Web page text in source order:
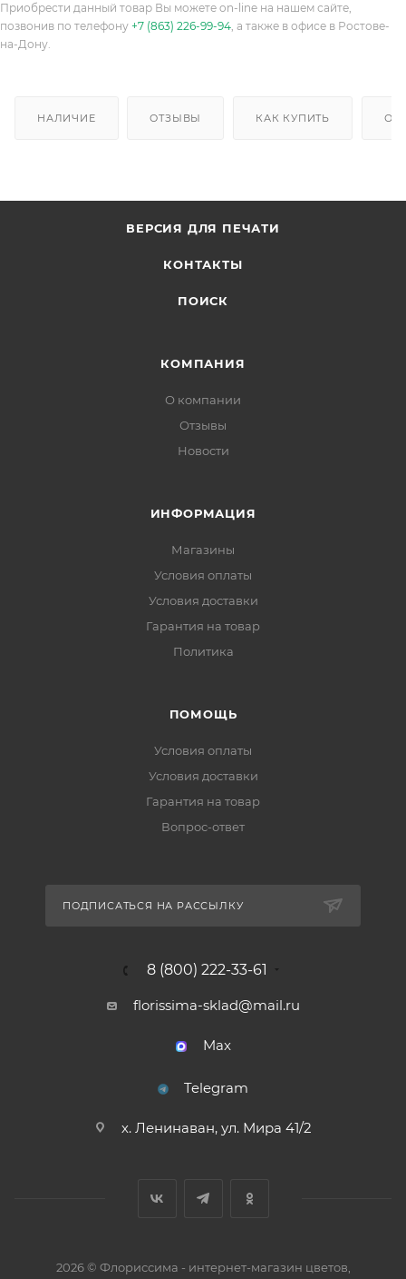
Приобрести данный товар Вы можете on-line на нашем сайте,
позвонив по телефону +7 (863) 226-99-94, а также в офисе в Ростове-
на-Дону.
НАЛИЧИЕ ОТЗЫВЫ КАК КУПИТЬ
ВЕРСИЯ ДЛЯ ПЕЧАТИ
КОНТАКТЫ
ПОИСК
КОМПАНИЯ
О компании
Отзывы
Новости
ИНФОРМАЦИЯ
Магазины
Условия оплаты
Условия доставки
Гарантия на товар
Политика
ПОМОЩЬ
Условия оплаты
Условия доставки
Гарантия на товар
Вопрос-ответ
ПОДПИСАТЬСЯ НА РАССЫЛКУ
8 (800) 222-33-61
florissima-sklad@mail.ru
Max
Telegram
х. Ленинаван, ул. Мира 41/2
2026 © Флориссима - интернет-магазин цветов,